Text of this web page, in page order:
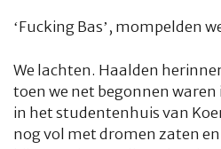
‘Fucking Bas’, mompelden
We lachten. Haalden
toen we net begonnen waren
in het studentenhuis van
nog vol met dromen zaten